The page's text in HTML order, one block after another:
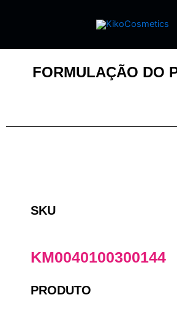
FORMULAÇÃO DO
SKU
KM0040100300144
PRODUTO